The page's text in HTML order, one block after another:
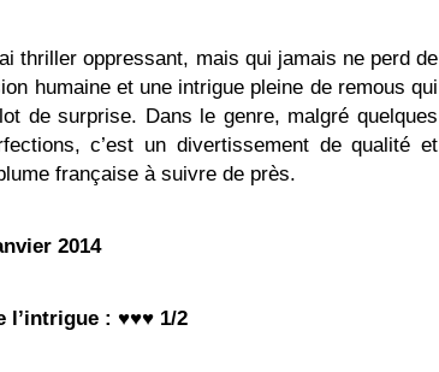
thriller oppressant, mais qui jamais ne perd de
humaine et une intrigue pleine de remous qui
de surprise. Dans le genre, malgré quelques
c’est un divertissement de qualité et
française à suivre de près.
2014
l’intrigue : ♥♥♥ 1/2